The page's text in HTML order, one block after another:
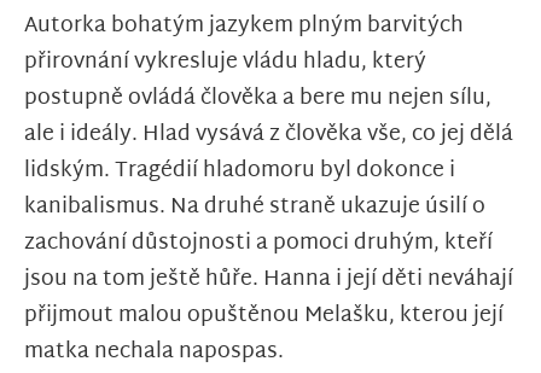
Autorka bohatým jazykem plným barvitých
přirovnání vykresluje vládu hladu, který
postupně ovládá člověka a bere mu nejen sílu,
ale i ideály. Hlad vysává z člověka vše, co jej dělá
lidským. Tragédií hladomoru byl dokonce i
kanibalismus. Na druhé straně ukazuje úsilí o
zachování důstojnosti a pomoci druhým, kteří
jsou na tom ještě hůře. Hanna i její děti neváhají
přijmout malou opuštěnou Melašku, kterou její
matka nechala napospas.